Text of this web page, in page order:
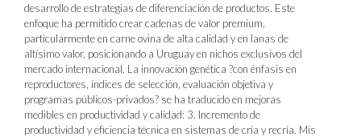
desarrollo de estrategias de diferenciación de productos. Este
enfoque ha permitido crear cadenas de valor premium,
particularmente en carne ovina de alta calidad y en lanas de
altísimo valor, posicionando a Uruguay en nichos exclusivos del
mercado internacional. La innovación genética ?con énfasis en
reproductores, índices de selección, evaluación objetiva y
programas públicos-privados? se ha traducido en mejoras
medibles en productividad y calidad: 3. Incremento de
productividad y eficiencia técnica en sistemas de cría y recría. Mis